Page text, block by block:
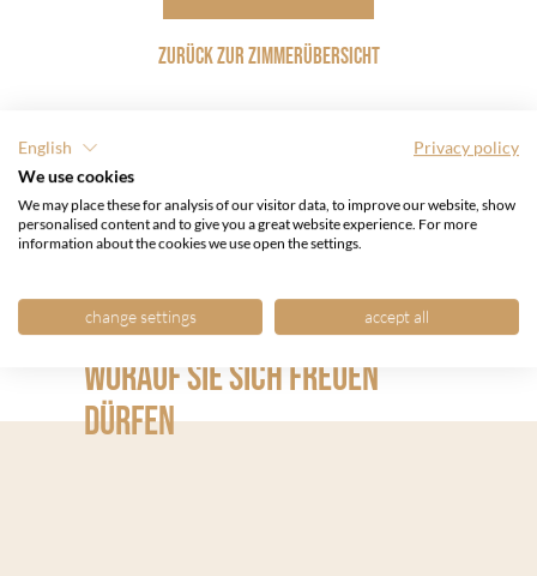
ZURÜCK ZUR ZIMMERÜBERSICHT
UNSERE SELBSTVERSTÄNDLICHKEITEN
FÜR SIE
WORAUF SIE SICH FREUEN
DÜRFEN
English
Privacy policy
We use cookies
We may place these for analysis of our visitor data, to improve our website, show
personalised content and to give you a great website experience. For more
information about the cookies we use open the settings.
change settings accept all